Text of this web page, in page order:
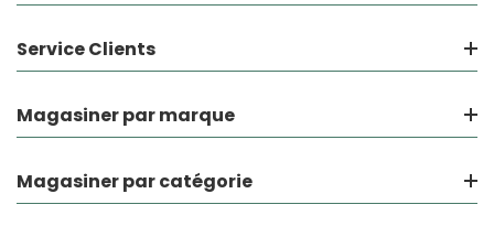
Service Clients
Magasiner par marque
Magasiner par catégorie